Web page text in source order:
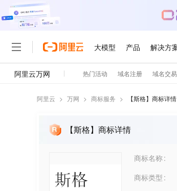
阿里云 > 万网 > 商标服务 > 【斯格】商标详情
【斯格】商标详情
商标名称
商标类型